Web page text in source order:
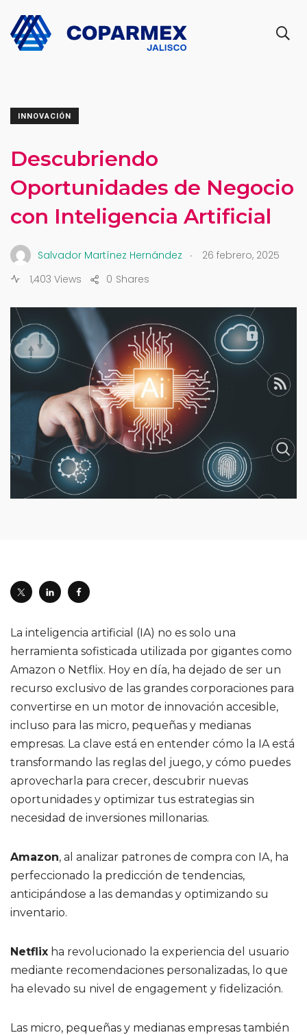
INNOVACIÓN
Descubriendo
Oportunidades de Negocio
con Inteligencia Artificial
Salvador Martínez Hernández .
26 febrero, 2025
1,403 Views
Shares
0
La inteligencia artificial (IA) no es solo una
herramienta sofisticada utilizada por gigantes como
Amazon o Netflix. Hoy en día, ha dejado de ser un
recurso exclusivo de las grandes corporaciones para
convertirse en un motor de innovación accesible,
incluso para las micro, pequeñas y medianas
empresas. La clave está en entender cómo la IA está
transformando las reglas del juego, y cómo puedes
aprovecharla para crecer, descubrir nuevas
oportunidades y optimizar tus estrategias sin
necesidad de inversiones millonarias.
Amazon, al analizar patrones de compra con IA, ha
perfeccionado la predicción de tendencias,
anticipándose a las demandas y optimizando su
inventario.
Netflix ha revolucionado la experiencia del usuario
mediante recomendaciones personalizadas, lo que
ha elevado su nivel de engagement y fidelización.
Las micro, pequeñas y medianas empresas también